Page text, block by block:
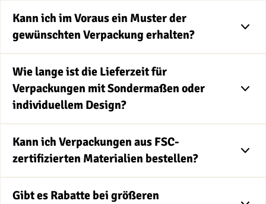
Kann ich im Voraus ein Muster der
gewünschten Verpackung erhalten?
Wie lange ist die Lieferzeit für
Verpackungen mit Sondermaßen oder
individuellem Design?
Kann ich Verpackungen aus FSC-
zertifizierten Materialien bestellen?
Gibt es Rabatte bei größeren